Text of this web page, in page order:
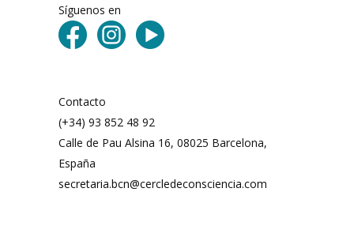
Síguenos en
Contacto
(+34) 93 852 48 92
Calle de Pau Alsina 16, 08025 Barcelona,
España
secretaria.bcn@cercledeconsciencia.com